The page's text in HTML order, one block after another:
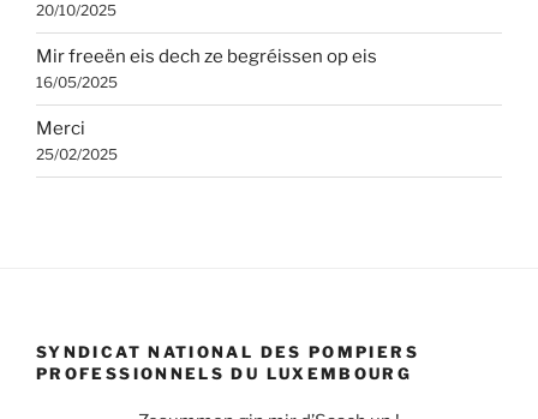
20/10/2025
Mir freeën eis dech ze begréissen op eis
16/05/2025
Merci
25/02/2025
SYNDICAT NATIONAL DES POMPIERS
PROFESSIONNELS DU LUXEMBOURG